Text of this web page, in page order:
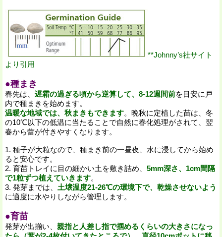
**Johnny’s社サイト
より引用
●種まき
春先は、 遅霜の過ぎる頃から逆算して、8-12週間前を目安に戸
内で種まきを始めます。
温暖な地域では、秋まきもできます。晩秋に定植した苗は、冬
の10℃以下の低温に当たることで自然に春化処理がされて、翌
春から蕾が付きやすくなります。
1. 種子が大粒なので、種まき前の一昼夜、水に浸してから始め
ると安心です。
2. 育苗トレイに目の細かい土を敷き詰め、 5mm深さ、1cm間隔
で1粒ずつ植えていきます。
3. 発芽までは、 土壌温度21-26℃の環境下で、乾燥させないよう
に適度に水やりしながら管理します。
●育苗
発芽が出揃い、 親指と人差し指で掴めるくらいの大きさになっ